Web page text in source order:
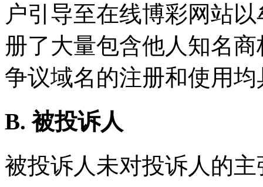
户引导至在线博彩网站
册了大量包含他人知名
争议域名的注册和使用
B. 被投诉人
被投诉人未对投诉人的